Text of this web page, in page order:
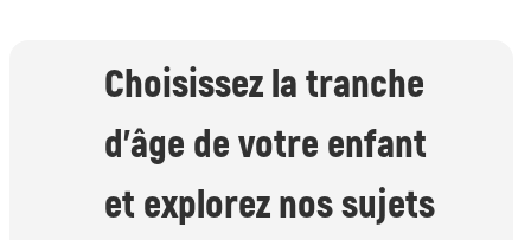
Choisissez la tranche
d'âge de votre enfant
et explorez nos sujets